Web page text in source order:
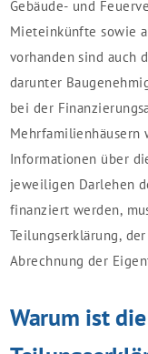
Gebäude- und
Mieteinkünfte sowie
vorhanden sind auch
darunter
bei der
Informationen über
jeweiligen Darlehen
finanziert werden,
Teilungserklärung,
Abrechnung der
Warum ist